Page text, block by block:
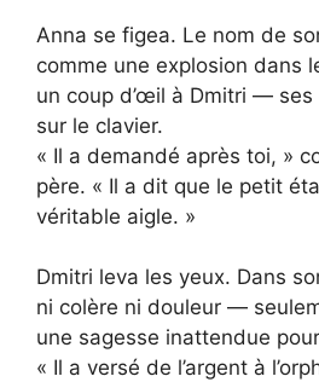
Anna se figea. Le nom de
comme une explosion dans
un coup d’œil à Dmitri —
sur le clavier.
« Il a demandé après toi, »
père. « Il a dit que le petit
véritable aigle. »
Dmitri leva les yeux. Dans
ni colère ni douleur —
une sagesse inattendue
« Il a versé de l’argent à